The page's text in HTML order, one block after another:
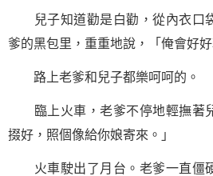
兒子知道勸是白勸，從內衣口
爹的黑包里，重重地說，「俺會好好
路上老爹和兒子都樂呵呵的。
臨上火車，老爹不停地輕撫著
掇好，照個像給你娘寄來。」
火車駛出了月台。老爹一直僵